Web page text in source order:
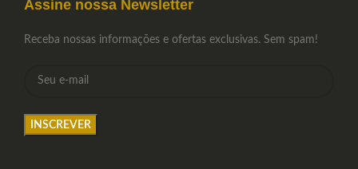
Assine nossa Newsletter
Receba nossas informações e ofertas exclusivas. Sem spam!